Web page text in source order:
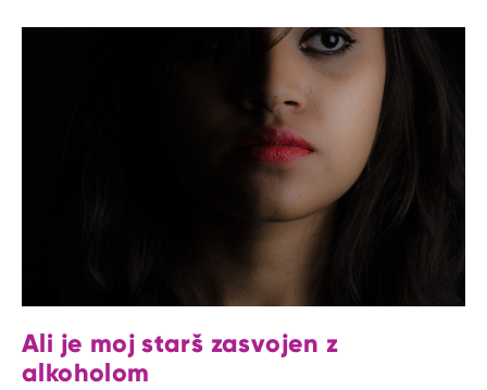
Ali je moj starš zasvojen z
alkoholom